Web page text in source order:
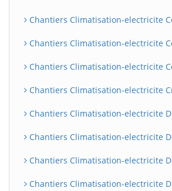
Chantiers Climatisation-electricite
Chantiers Climatisation-electricite
Chantiers Climatisation-electricite
Chantiers Climatisation-electricite
Chantiers Climatisation-electricite
Chantiers Climatisation-electricite
Chantiers Climatisation-electricite
Chantiers Climatisation-electricite